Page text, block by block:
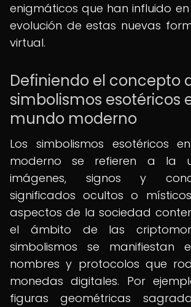
enigmáticos que han influido
evolución de estas nuevas
virtual.
Definiendo el concepto
simbolismos esotéricos
mundo moderno
Los simbolismos esotéricos
moderno se refieren a la
imágenes, signos y
significados ocultos o
aspectos de la sociedad
el ámbito de las
simbolismos se manifiestan
nombres y protocolos que
monedas digitales. Por
figuras geométricas